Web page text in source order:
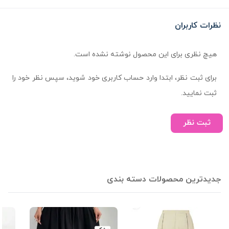
نظرات کاربران
هیچ نظری برای این محصول نوشته نشده است.
برای ثبت نظر، ابتدا وارد حساب کاربری خود شوید، سپس نظر خود را
ثبت نمایید.
ثبت نظر
جدیدترین محصولات دسته بندی